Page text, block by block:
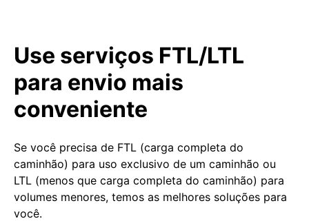
Use serviços FTL/LTL
para envio mais
conveniente
Se você precisa de FTL (carga completa do
caminhão) para uso exclusivo de um caminhão ou
LTL (menos que carga completa do caminhão) para
volumes menores, temos as melhores soluções para
você.